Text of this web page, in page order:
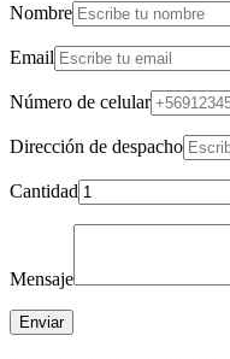
Nombre
Email
Número de celular
Dirección de despacho
Cantidad
Mensaje